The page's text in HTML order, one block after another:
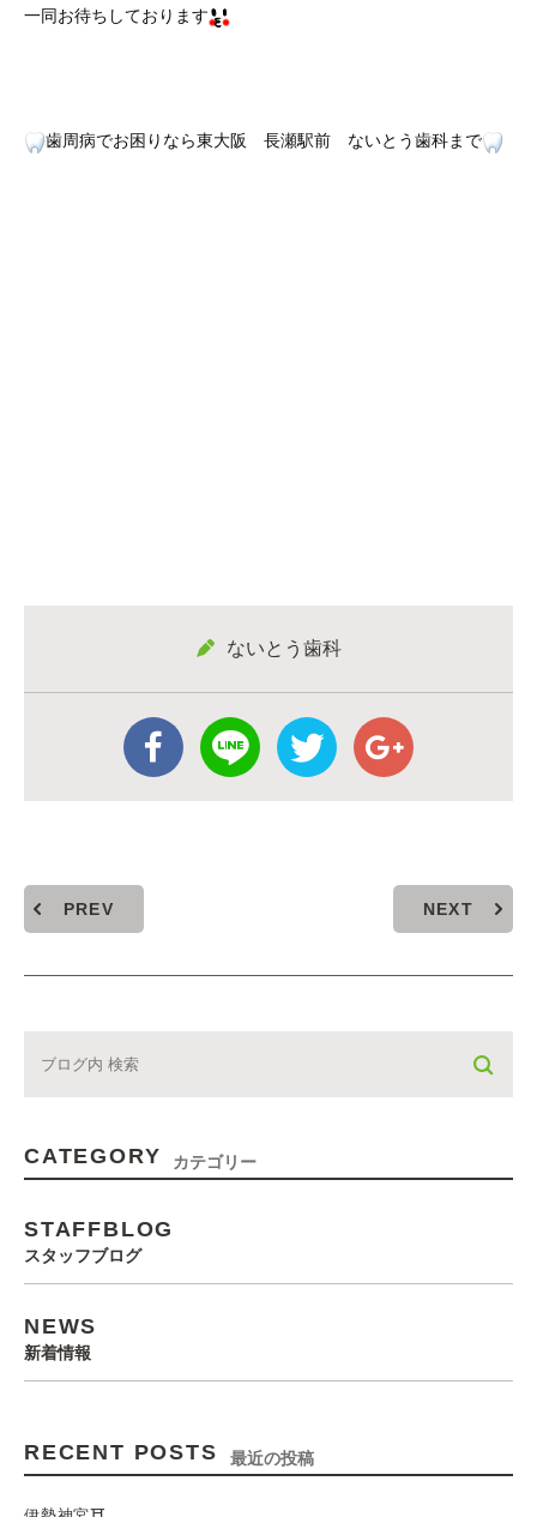
一同お待ちしております
歯周病でお困りなら東大阪 長瀬駅前 ないとう歯科まで
ないとう歯科
PREV NEXT
CATEGORY カテゴリー
STAFFBLOG
スタッフブログ
NEWS
新着情報
RECENT POSTS 最近の投稿